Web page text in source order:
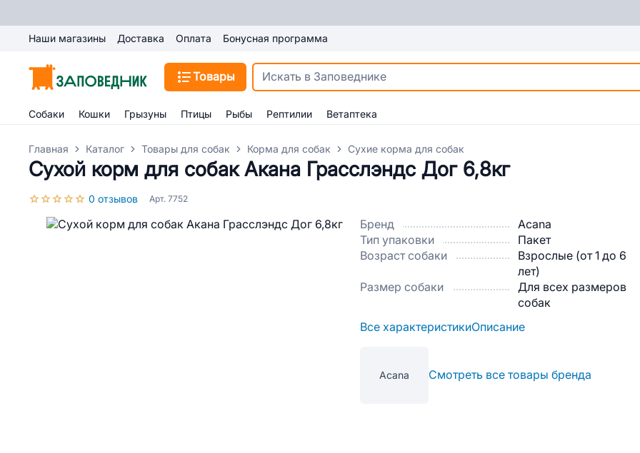
Наши магазины Доставка Оплата Бонусная программа
Товары
Собаки Кошки Грызуны Птицы Рыбы Рептилии Ветаптека
Главная Каталог Товары для собак Корма для собак Сухие корма для собак
Сухой корм для собак Акана Грасслэндс Дог 6,8кг
0 отзывов Арт. 7752
Бренд
Acana
Тип упаковки
Пакет
Возраст собаки
Взрослые (от 1 до 6
лет)
Размер собаки
Для всех размеров
собак
Все характеристикиОписание
Acana Смотреть все товары бренда